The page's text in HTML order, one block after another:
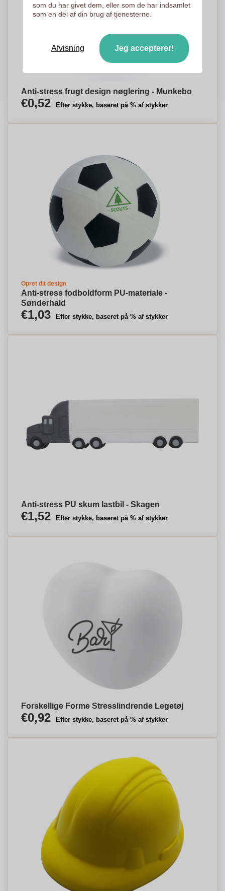
Anti-stress frugt design nøglering - Munkebo
€0,52 Efter stykke, baseret på % af stykker
Opret dit design
Anti-stress fodboldform PU-materiale -
Sønderhald
€1,03 Efter stykke, baseret på % af stykker
Anti-stress PU skum lastbil - Skagen
€1,52 Efter stykke, baseret på % af stykker
Forskellige Forme Stresslindrende Legetøj
€0,92 Efter stykke, baseret på % af stykker
som du har givet dem, eller som de har indsamlet
som en del af din brug af tjenesterne.
Afvisning Jeg accepterer!